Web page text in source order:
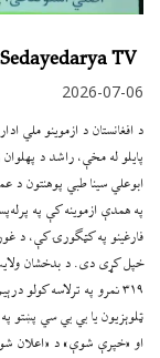
Sedayedarya TV
2026-07-06
ابوعلي سينا طبي پوهنتون د
په همدې ازموینه کې په
۳۱۹ نمرو په ترلاسه
ټلوېزیون یا بي بي سي پښتو
او «خپرې شوې» د «اعلان